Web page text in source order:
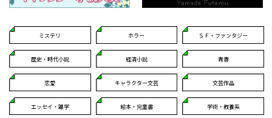
ミステリ ホラー ＳＦ・ファンタジー
歴史・時代小説 経済小説 青春
恋愛 キャラクター文芸 文芸作品
エッセイ・雑学 絵本・児童書 学術・教養系